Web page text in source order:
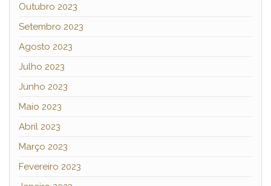
Outubro 2023
Setembro 2023
Agosto 2023
Julho 2023
Junho 2023
Maio 2023
Abril 2023
Março 2023
Fevereiro 2023